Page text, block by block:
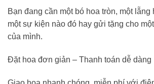
Bạn đang cần một bó hoa tròn, một
một sự kiện nào đó hay gửi tặng cho
của mình.
Đặt hoa đơn giản – Thanh toán dễ dàng